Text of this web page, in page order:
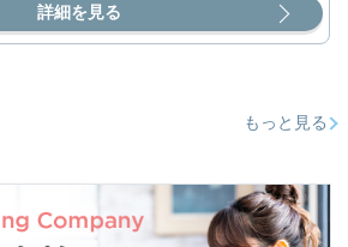
詳細を見る
もっと見る